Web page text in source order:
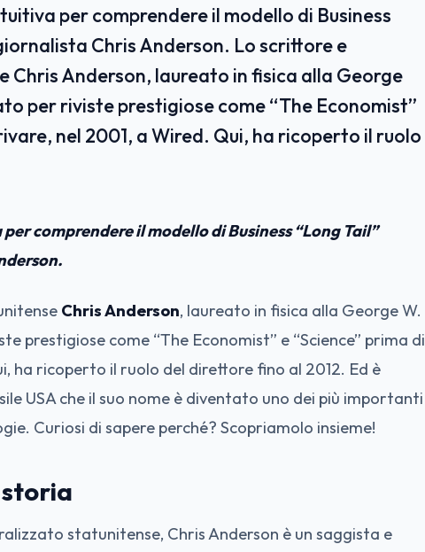
per comprendere il modello di Business
Chris Anderson. Lo scrittore e
Anderson, laureato in fisica alla George
per riviste prestigiose come “The Economist”
nel 2001, a Wired. Qui, ha ricoperto il ruolo
comprendere il modello di Business “Long Tail”
Chris Anderson, laureato in fisica alla George W.
prestigiose come “The Economist” e “Science” prima di
ha ricoperto il ruolo del direttore fino al 2012. Ed è
USA che il suo nome è diventato uno dei più importanti
Curiosi di sapere perché? Scopriamolo insieme!
statunitense, Chris Anderson è un saggista e